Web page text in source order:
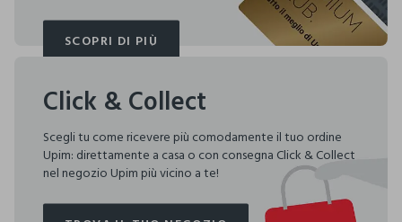
SCOPRI DI PIÙ
SCOPRI DI PIÙ
Click & Collect
Scegli tu come ricevere più comodamente il tuo ordine
Upim: direttamente a casa o con consegna Click & Collect
nel negozio Upim più vicino a te!